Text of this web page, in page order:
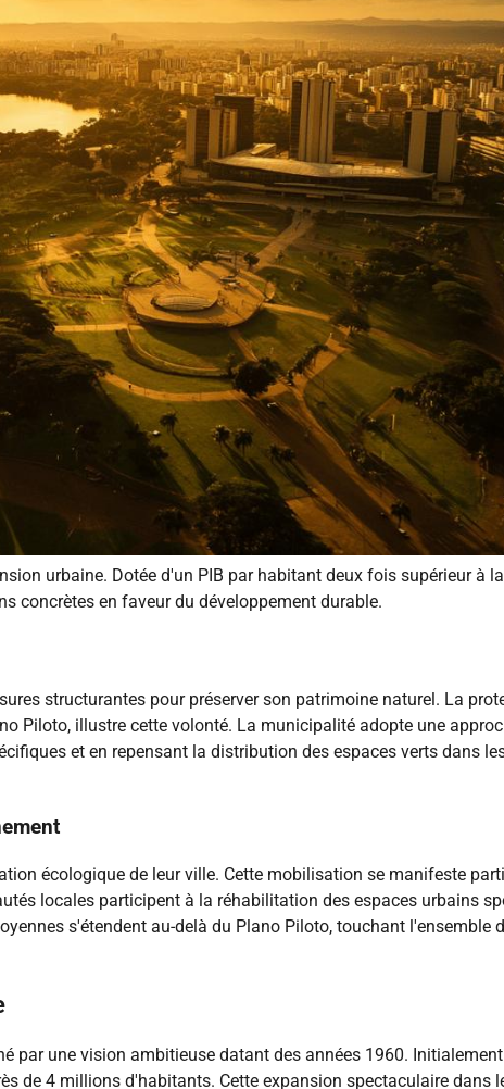
urbaine. Dotée d'un PIB par habitant deux fois supérieur à
concrètes en faveur du développement durable.
structurantes pour préserver son patrimoine naturel. La
Piloto, illustre cette volonté. La municipalité adopte une
et en repensant la distribution des espaces verts dans
écologique de leur ville. Cette mobilisation se manifeste
locales participent à la réhabilitation des espaces urbains
s'étendent au-delà du Plano Piloto, touchant l'ensemble
par une vision ambitieuse datant des années 1960.
de 4 millions d'habitants. Cette expansion spectaculaire dans